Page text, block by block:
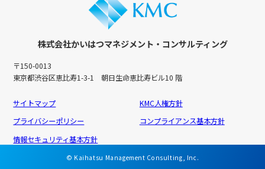
株式会社かいはつマネジメント・コンサルティング
〒150-0013
東京都渋谷区恵比寿1-3-1 朝日生命恵比寿ビル10 階
サイトマップ
KMC人権方針
プライバシーポリシー
コンプライアンス基本方針
情報セキュリティ基本方針
© Kaihatsu Management Consulting, Inc.